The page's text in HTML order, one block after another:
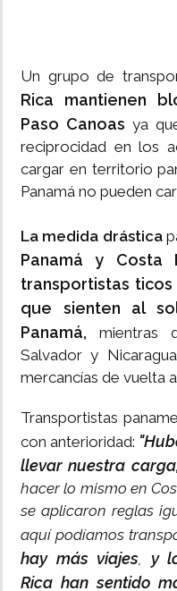
Un grupo de
Rica mantienen
Paso Canoas ya
reciprocidad en los
cargar en territorio
Panamá no pueden
La medida drástica
Panamá y Costa
transportistas
que sienten al
Panamá, mientras
Salvador y
mercancías de vuelta
Transportistas
con anterioridad:
llevar nuestra carga,
hacer lo mismo en
se aplicaron reglas
aquí podíamos
hay más viajes, y
Rica han sentido